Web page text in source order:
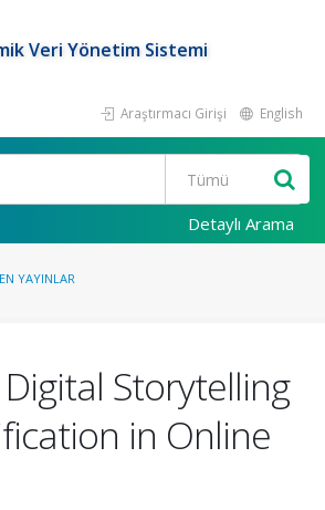
Veri Yönetim Sistemi
Araştırmacı Girişi English
Detaylı Arama
YAYINLAR
Digital Storytelling
in Online